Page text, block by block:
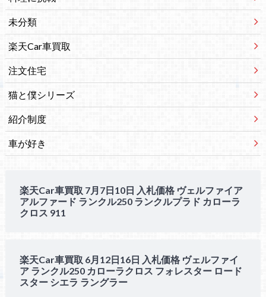
未分類
楽天Car車買取
注文住宅
猫と僕シリーズ
紹介制度
車が好き
楽天Car車買取 7月7日10日 入札価格 ヴェルファイア
アルファード ランクル250 ランクルプラド カローラ
クロス 911
楽天Car車買取 6月12日16日 入札価格 ヴェルファイ
ア ランクル250 カローラクロス フォレスター ロード
スター シエラ ラングラー